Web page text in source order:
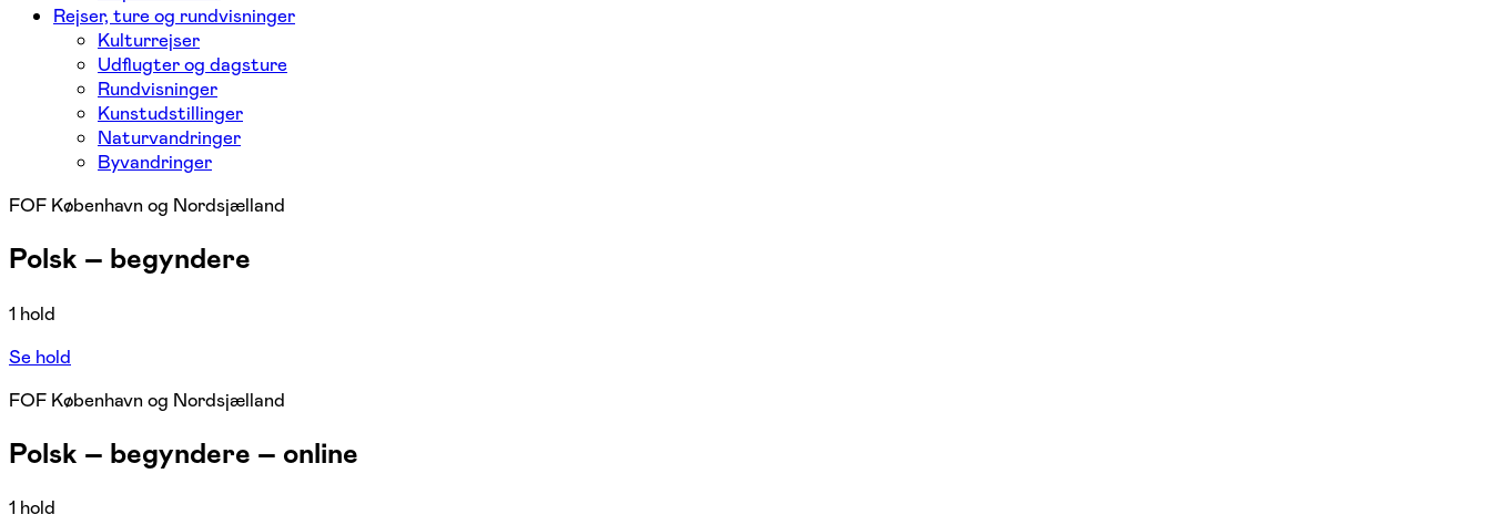
Rejser, ture og rundvisninger
Kulturrejser
Udflugter og dagsture
Rundvisninger
Kunstudstillinger
Naturvandringer
Byvandringer
FOF København og Nordsjælland
Polsk – begyndere
1 hold
Se hold
FOF København og Nordsjælland
Polsk – begyndere – online
1 hold